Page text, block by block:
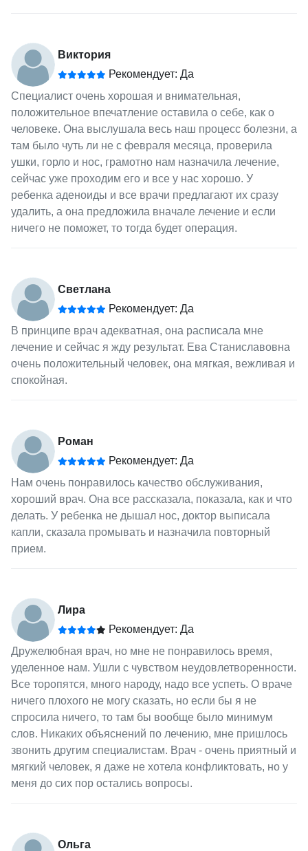
Виктория
Рекомендует: Да
Специалист очень хорошая и внимательная,
положительное впечатление оставила о себе, как о
человеке. Она выслушала весь наш процесс болезни, а
там было чуть ли не с февраля месяца, проверила
ушки, горло и нос, грамотно нам назначила лечение,
сейчас уже проходим его и все у нас хорошо. У
ребенка аденоиды и все врачи предлагают их сразу
удалить, а она предложила вначале лечение и если
ничего не поможет, то тогда будет операция.
Светлана
Рекомендует: Да
В принципе врач адекватная, она расписала мне
лечение и сейчас я жду результат. Ева Станиславовна
очень положительный человек, она мягкая, вежливая и
спокойная.
Роман
Рекомендует: Да
Нам очень понравилось качество обслуживания,
хороший врач. Она все рассказала, показала, как и что
делать. У ребенка не дышал нос, доктор выписала
капли, сказала промывать и назначила повторный
прием.
Лира
Рекомендует: Да
Дружелюбная врач, но мне не понравилось время,
уделенное нам. Ушли с чувством неудовлетворенности.
Все торопятся, много народу, надо все успеть. О враче
ничего плохого не могу сказать, но если бы я не
спросила ничего, то там бы вообще было минимум
слов. Никаких объяснений по лечению, мне пришлось
звонить другим специалистам. Врач - очень приятный и
мягкий человек, я даже не хотела конфликтовать, но у
меня до сих пор остались вопросы.
Ольга